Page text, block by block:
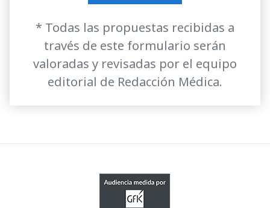
* Todas las propuestas recibidas a
través de este formulario serán
valoradas y revisadas por el equipo
editorial de Redacción Médica.